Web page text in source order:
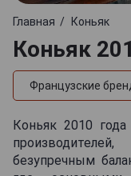
Главная Коньяк
Коньяк
Французские
Коньяк 2010
безупречным